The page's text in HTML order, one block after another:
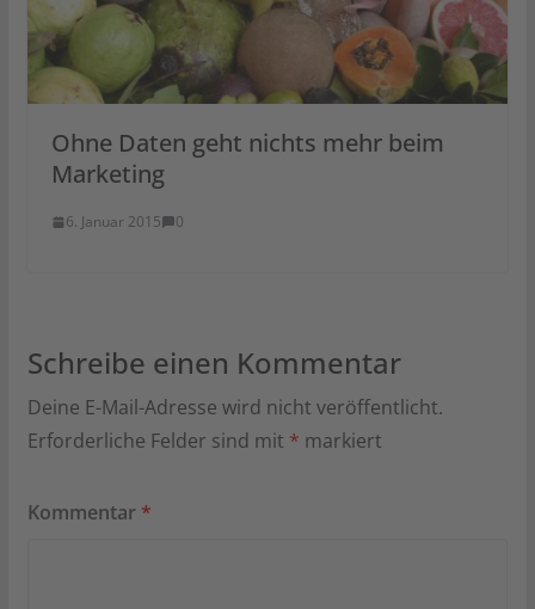
Ohne Daten geht nichts mehr beim
Marketing
6. Januar 2015 0
Schreibe einen Kommentar
Deine E-Mail-Adresse wird nicht veröffentlicht.
Erforderliche Felder sind mit * markiert
Kommentar *